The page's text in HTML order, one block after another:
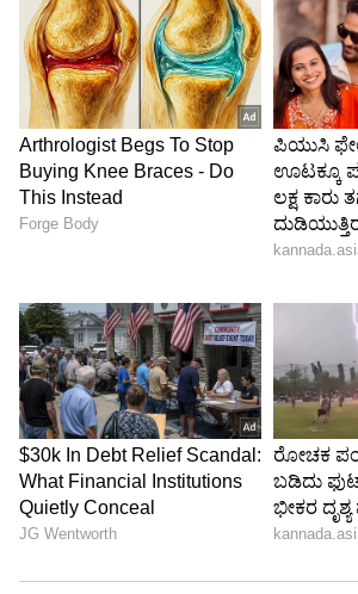
ಪ್ರಿಯಕರ ಚೇತನ್ ಪುಣೆಯ
ಕೊನೆಯ ಹಂತದ ಯೋಜನೆ
ತುದಿಯಲ್ಲಿ ಫೋಟೋಗೆ ಪೋಸ್ ನೀಡುವ
ಕೇತನ್‌ನನ್ನು ನಿಲ್ಲಿಸಿದ ಸಿಯಾ,
ಕಮರಿಗೆ ತಳ್ಳಿ ಕ್ರೂರವಾಗಿ ಕೊಂದಿದ್ದಾಳೆ.
ಚೇತನ್ ಸಾಥ್ ನೀಡಿದ್ದಾನೆ.